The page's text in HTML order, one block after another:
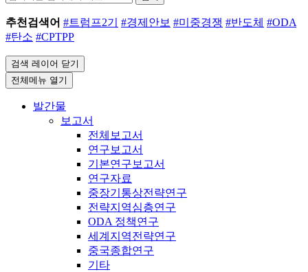
추천검색어 #트럼프2기 #경제안보 #미중경쟁 #반도체 #ODA
#탄소 #CPTPP
검색 레이어 닫기
전체메뉴 열기
발간물
보고서
전체보고서
연구보고서
기본연구보고서
연구자료
중장기통상전략연구
전략지역심층연구
ODA 정책연구
세계지역전략연구
중국종합연구
기타